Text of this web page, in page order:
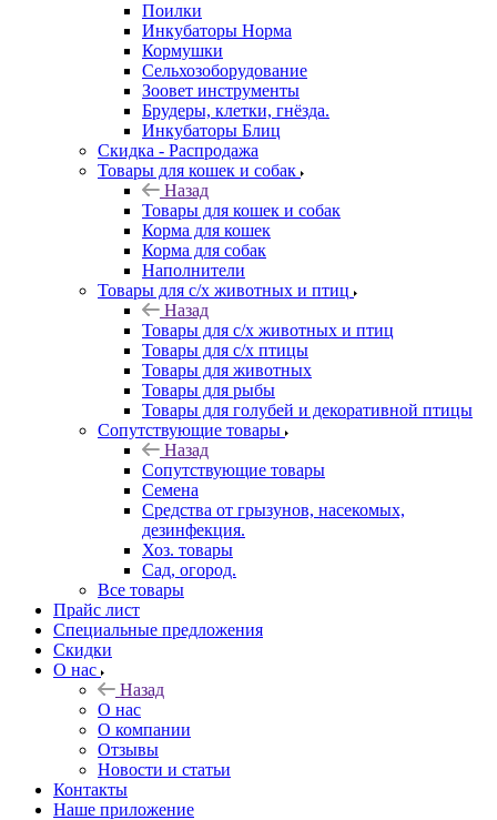
Поилки
Инкубаторы Норма
Кормушки
Сельхозоборудование
Зоовет инструменты
Брудеры, клетки, гнёзда.
Инкубаторы Блиц
Скидка - Распродажа
Товары для кошек и собак
Назад
Товары для кошек и собак
Корма для кошек
Корма для собак
Наполнители
Товары для с/х животных и птиц
Назад
Товары для с/х животных и птиц
Товары для с/х птицы
Товары для животных
Товары для рыбы
Товары для голубей и декоративной птицы
Сопутствующие товары
Назад
Сопутствующие товары
Семена
Средства от грызунов, насекомых,
дезинфекция.
Хоз. товары
Сад, огород.
Все товары
Прайс лист
Специальные предложения
Скидки
О нас
Назад
О нас
О компании
Отзывы
Новости и статьи
Контакты
Наше приложение